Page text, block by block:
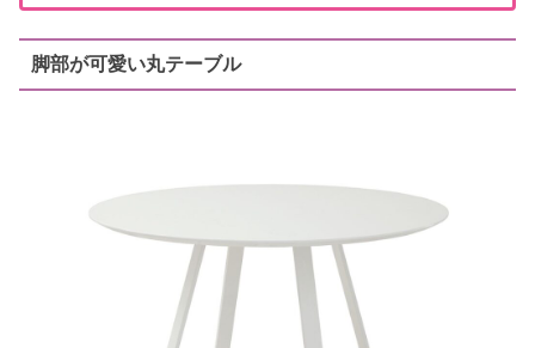
脚部が可愛い丸テーブル